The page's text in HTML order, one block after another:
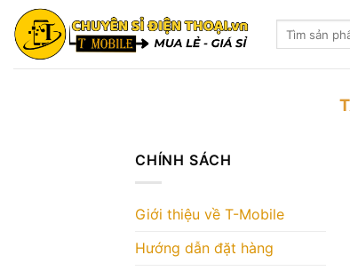
Skip
content
Tìm
CHÍNH SÁCH
Giới thiệu về T-Mobile
Hướng dẫn đặt hàng